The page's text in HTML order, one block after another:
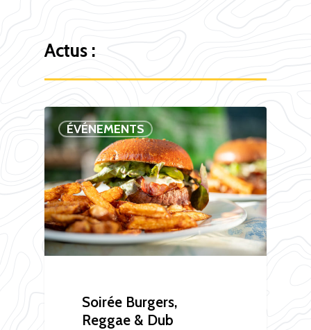
Actus :
ÉVÉNEMENTS
Soirée Burgers,
Reggae & Dub